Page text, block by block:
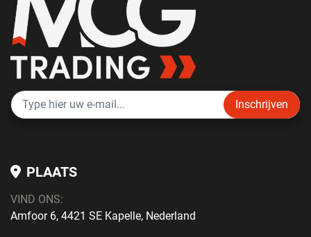
Inschrijven
PLAATS
VIND ONS:
Amfoor 6, 4421 SE Kapelle, Nederland